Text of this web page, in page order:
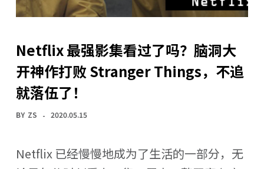
Netflix 最强影集看过了吗？脑洞大
开神作打败 Stranger Things，不追
就落伍了！
BY ZS 2020.05.15
Netflix 已经慢慢地成为了生活的一部分，无